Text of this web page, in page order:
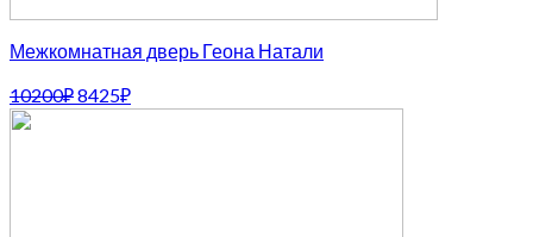
Межкомнатная дверь Геона Натали
10200₽Первоначальная
цена
8425₽Текущая
цена: